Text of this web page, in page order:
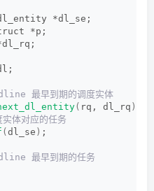
*dl_se;
*p;
最早到期的调度实体
( rq, dl_rq )
体对应的任务
( dl_se ) ;
最早到期的任务